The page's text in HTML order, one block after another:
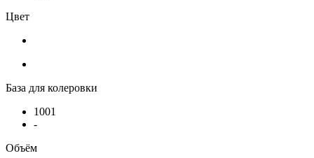
Цвет
База для колеровки
1001
-
Объём